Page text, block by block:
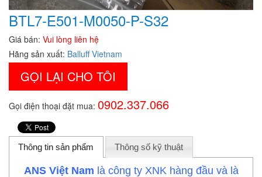
BTL7-E501-M0050-P-S32
Giá bán: Vui lòng liên hệ
Hãng sản xuất: Balluff Vietnam
GỌI LẠI CHO TÔI
Gọi điện thoại đặt mua: 0902.337.066
Thông tin sản phẩm Thông số kỹ thuật
ANS Việt Nam là công ty XNK hàng đầu và là